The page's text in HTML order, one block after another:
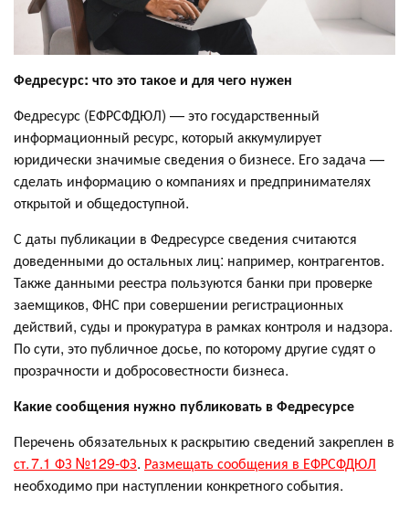
Федресурс: что это такое и для чего нужен
Федресурс (ЕФРСФДЮЛ) — это государственный
информационный ресурс, который аккумулирует
юридически значимые сведения о бизнесе. Его задача —
сделать информацию о компаниях и предпринимателях
открытой и общедоступной.
С даты публикации в Федресурсе сведения считаются
доведенными до остальных лиц: например, контрагентов.
Также данными реестра пользуются банки при проверке
заемщиков, ФНС при совершении регистрационных
действий, суды и прокуратура в рамках контроля и надзора.
По сути, это публичное досье, по которому другие судят о
прозрачности и добросовестности бизнеса.
Какие сообщения нужно публиковать в Федресурсе
Перечень обязательных к раскрытию сведений закреплен в
ст. 7.1 ФЗ №129-ФЗ. Размещать сообщения в ЕФРСФДЮЛ
необходимо при наступлении конкретного события.